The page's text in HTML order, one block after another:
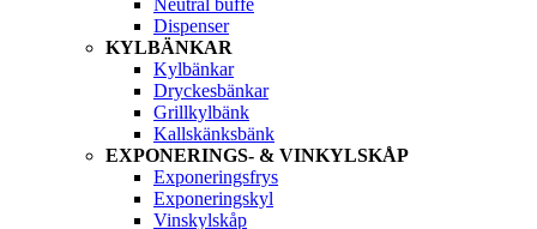
Neutral buffé
Dispenser
KYLBÄNKAR
Kylbänkar
Dryckesbänkar
Grillkylbänk
Kallskänksbänk
EXPONERINGS- & VINKYLSKÅP
Exponeringsfrys
Exponeringskyl
Vinskylskåp